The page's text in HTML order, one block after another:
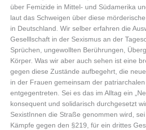
über Femizide in Mittel- und Südamerika
laut das Schweigen über diese
in Deutschland. Wir selber erfahren die
Geselllschaft in der Sexismus an der
Sprüchen, ungewollten Berührungen,
Körper. Was wir aber auch sehen ist eine
gegen diese Zustände aufbegehrt, die
in der Frauen gemeinsam der
entgegentreten. Sei es das im Alltag ein
konsequent und solidarisch durchgesetzt
SexistInnen die Straße genommen wird,
Kämpfe gegen den §219, für ein drittes